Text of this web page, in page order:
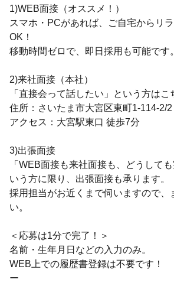
1)WEB面接（オススメ！）
スマホ・PCがあれば、ご自宅からリ
OK！
移動時間ゼロで、即日採用も可能です。
2)来社面接（本社）
「直接会って話したい」という方はこ
住所：さいたま市大宮区東町1-114-2/2
アクセス：大宮駅東口 徒歩7分
3)出張面接
「WEB面接も来社面接も、どうして
いう方に限り、出張面接も承ります。
採用担当がお近くまで伺いますので、
い。
＜応募は1分で完了！＞
名前・生年月日などの入力のみ。
WEB上での履歴書登録は不要です！
ー